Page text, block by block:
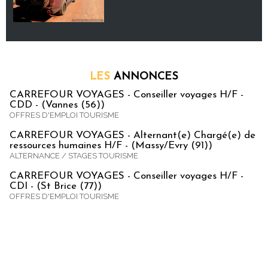
LES ANNONCES
CARREFOUR VOYAGES - Conseiller voyages H/F -
CDD - (Vannes (56))
OFFRES D'EMPLOI TOURISME
CARREFOUR VOYAGES - Alternant(e) Chargé(e) de
ressources humaines H/F - (Massy/Evry (91))
ALTERNANCE / STAGES TOURISME
CARREFOUR VOYAGES - Conseiller voyages H/F -
CDI - (St Brice (77))
OFFRES D'EMPLOI TOURISME